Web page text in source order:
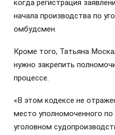
когда регистрация
начала производства по
омбудсмен.
Кроме того, Татьяна
нужно закрепить
процессе.
«В этом кодексе не
место уполномоченного
уголовном